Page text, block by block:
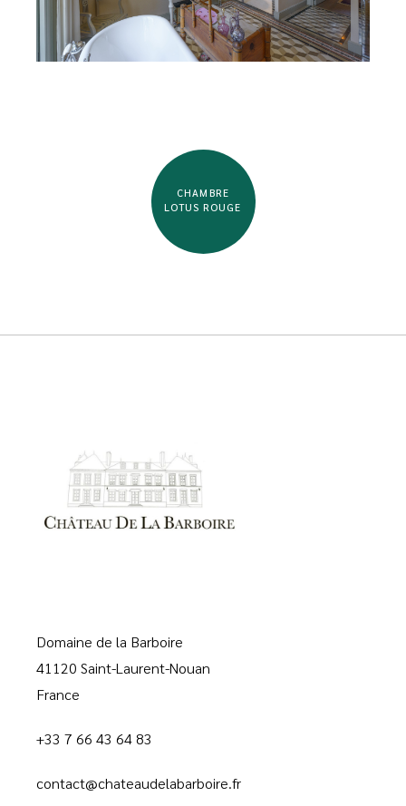
CHAMBRE
LOTUS ROUGE
Domaine de la Barboire
41120 Saint-Laurent-Nouan
France
+33 7 66 43 64 83
contact@chateaudelabarboire.fr